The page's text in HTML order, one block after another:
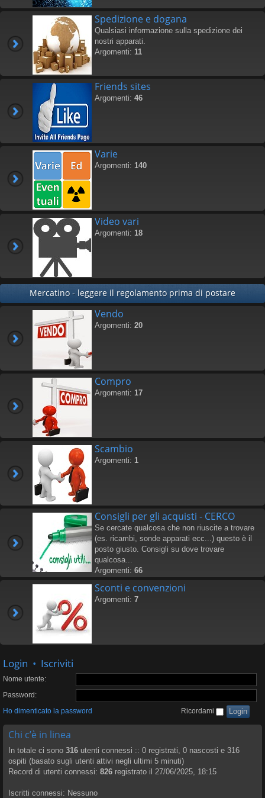
Spedizione e dogana
Qualsiasi informazione sulla spedizione dei
nostri apparati.
Argomenti: 11
Friends sites
Argomenti: 46
Varie
Argomenti: 140
Video vari
Argomenti: 18
Mercatino - leggere il regolamento prima di postare
Vendo
Argomenti: 20
Compro
Argomenti: 17
Scambio
Argomenti: 1
Consigli per gli acquisti - CERCO
Se cercate qualcosa che non riuscite a trovare
(es. ricambi, sonde apparati ecc...) questo è il
posto giusto. Consigli su dove trovare
qualcosa...
Argomenti: 66
Sconti e convenzioni
Argomenti: 7
Login • Iscriviti
Nome utente:
Password:
Ho dimenticato la password
Ricordami
Chi c’è in linea
In totale ci sono 316 utenti connessi :: 0 registrati, 0 nascosti e 316
ospiti (basato sugli utenti attivi negli ultimi 5 minuti)
Record di utenti connessi: 826 registrato il 27/06/2025, 18:15
Iscritti connessi: Nessuno